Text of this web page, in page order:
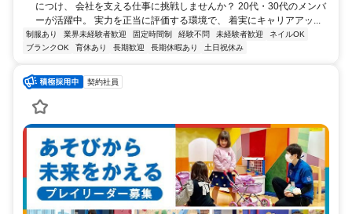
につけ、 会社を支える仕事に挑戦しませんか？ 20代・30代のメンバ
ーが活躍中。 実力を正当に評価する環境で、 着実にキャリアアッ...
制服あり 業界未経験者歓迎 固定時間制 経験不問 未経験者歓迎
ネイルOK
ブランクOK
育休あり 長期歓迎 長期休暇あり 土日祝休み
契約社員